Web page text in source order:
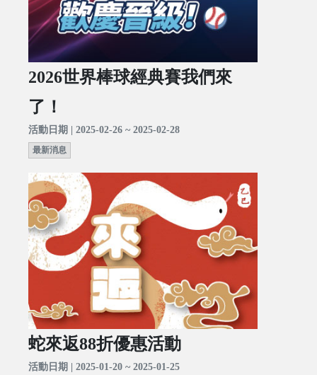
2026世界棒球經典賽我們來
了！
活動日期 | 2025-02-26 ~ 2025-02-28
最新消息
蛇來返88折優惠活動
活動日期 | 2025-01-20 ~ 2025-01-25